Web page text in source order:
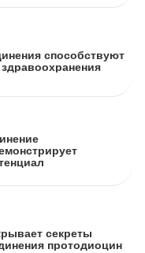
способствуют
секреты
протодиоцин